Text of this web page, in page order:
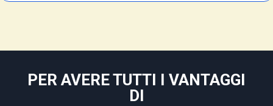
PER AVERE TUTTI I VANTAGGI
DI